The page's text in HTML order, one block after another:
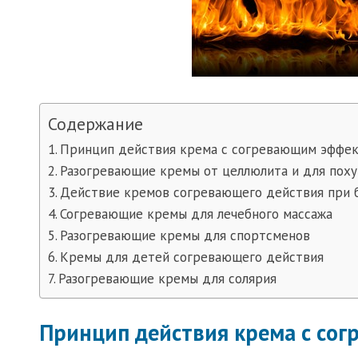
Содержание
Принцип действия крема с согревающим
Разогревающие кремы от целлюлита и для
Действие кремов согревающего действия при
Согревающие кремы для лечебного массажа
Разогревающие кремы для спортсменов
Кремы для детей согревающего действия
Разогревающие кремы для солярия
Принцип действия крема с